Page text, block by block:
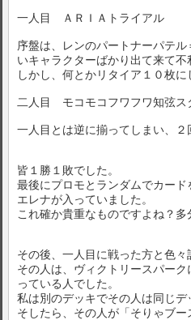
一人目 ＡＲＩＡトライアル
序盤は、レンのパートナーパテ
いキャラクターばかり出て来て不
しかし、何とかリタイア１０枚
二人目 モコモコフワフワ知弦ス
一人目とは逆に揃ってしまい、
皆１勝１敗でした。
最後にプロモとランダムでカー
エレナが入っていました。
これ確か貴重なものですよね？多
その後、一人目に戦った方と色々
その人は、ヴィクトリースパー
っている人でした。
私は別のデッキでその人は同じデ
そしたら、その人が「そりゃブ